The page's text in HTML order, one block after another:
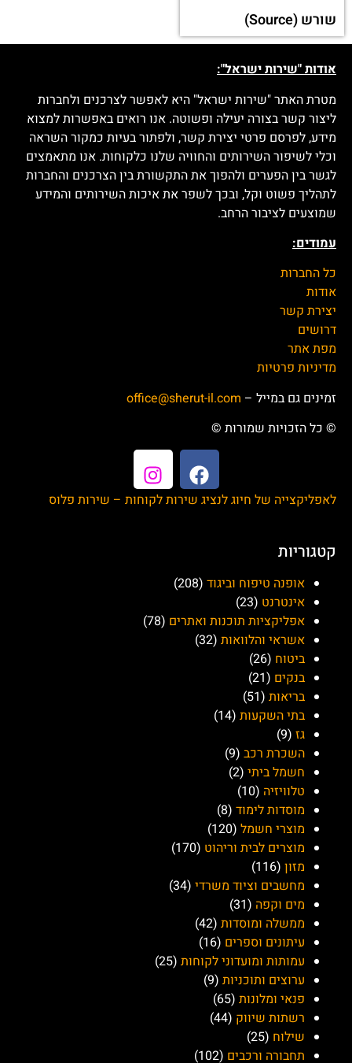
שורש (Source)
אודות "שירות ישראל":
מטרת האתר "שירות ישראל" היא לאפשר לצרכנים ולחברות
ליצור קשר בצורה יעילה ופשוטה. אנו רואים באפשרות למצוא
מידע, לפרסם פרטי יצירת קשר, ולפתור בעיות כמקור השראה
וכלי לשיפור השירותים והחוויה שלנו כלקוחות. אנו מתאמצים
לגשר בין הפערים ולהפוך את התקשורת בין הצרכנים והחברות
לתהליך פשוט וקל, ובכך לשפר את איכות השירותים והמידע
שמוצעים לציבור הרחב.
עמודים:
כל החברות
אודות
יצירת קשר
דרושים
מפת אתר
מדיניות פרטיות
זמינים גם במייל – office@sherut-il.com
© כל הזכויות שמורות ©
לאפליקצייה של חיוג לנציג שירות לקוחות – שירות פלוס
קטגוריות
אופנה טיפוח וביגוד (208)
אינטרנט (23)
אפליקציות תוכנות ואתרים (78)
אשראי והלוואות (32)
ביטוח (26)
בנקים (21)
בריאות (51)
בתי השקעות (14)
גז (9)
השכרת רכב (9)
חשמל ביתי (2)
טלוויזיה (10)
מוסדות לימוד (8)
מוצרי חשמל (120)
מוצרים לבית וריהוט (170)
מזון (116)
מחשבים וציוד משרדי (34)
מים וקפה (31)
ממשלה ומוסדות (42)
עיתונים וספרים (16)
עמותות ומועדוני לקוחות (25)
ערוצים ותוכניות (9)
פנאי ומלונות (65)
רשתות שיווק (44)
שילוח (25)
תחבורה ורכבים (102)